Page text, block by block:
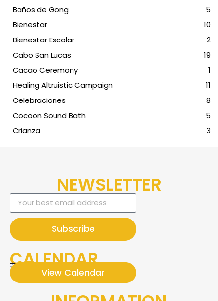
Baños de Gong
5
Bienestar
10
Bienestar Escolar
2
Cabo San Lucas
19
Cacao Ceremony
1
Healing Altruistic Campaign
11
Celebraciones
8
Cocoon Sound Bath
5
Crianza
3
NEWSLETTER
Subscribe
CALENDAR
Notice There are no upcoming eventos.
View Calendar